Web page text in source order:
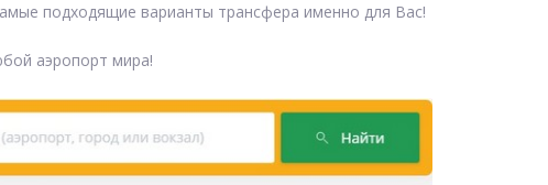
подходящие варианты трансфера именно для Вас!
аэропорт мира!